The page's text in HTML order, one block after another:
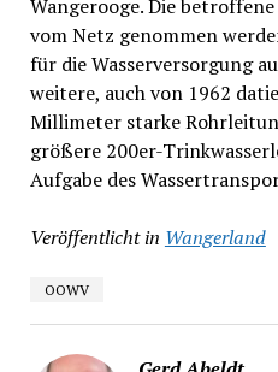
Wangerooge. Die
vom Netz genommen
für die Wasserversorgung
weitere, auch von 1962
Millimeter starke
größere 200er-
Aufgabe des
Veröffentlicht in Wangerland
OOWV